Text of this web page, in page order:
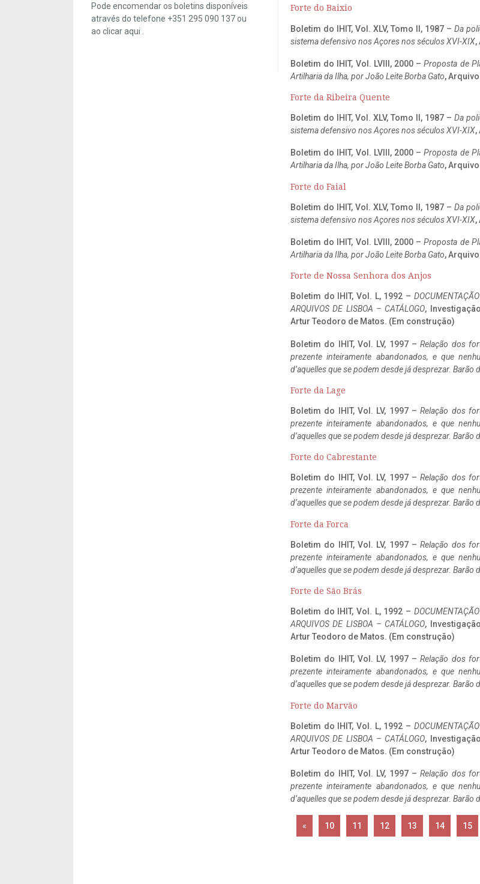
Pode encomendar os boletins disponíveis
através do telefone +351 295 090 137 ou
ao clicaraqui
Forte do Baixio
Boletim do IHIT, Vol. XLV, Tomo II, 1987 – Da
sistema defensivo nos Açores nos séculos XVI-XIX,
Boletim do IHIT, Vol. LVIII, 2000 –Proposta de
Artilharia da Ilha, por João Leite Borba Gato,
Forte da Ribeira Quente
Boletim do IHIT, Vol. XLV, Tomo II, 1987 – Da
sistema defensivo nos Açores nos séculos XVI-XIX,
Boletim do IHIT, Vol. LVIII, 2000 –Proposta de
Artilharia da Ilha, por João Leite Borba Gato,
Forte do Faial
Boletim do IHIT, Vol. XLV, Tomo II, 1987 – Da
sistema defensivo nos Açores nos séculos XVI-XIX,
Boletim do IHIT, Vol. LVIII, 2000 –Proposta de
Artilharia da Ilha, por João Leite Borba Gato,
Forte de Nossa Senhora dos Anjos
Boletim do IHIT, Vol. L, 1992 –
ARQUIVOS DE LISBOA – CATÁLOGO,
Artur Teodoro de Matos. (Em construção)
Boletim do IHIT, Vol. LV, 1997 –Relação dos
prezente inteiramente abandonados, e que
d’aquelles que se podem desde já desprezar. Barão
Forte da Lage
Boletim do IHIT, Vol. LV, 1997 –Relação dos
prezente inteiramente abandonados, e que
d’aquelles que se podem desde já desprezar. Barão
Forte do Cabrestante
Boletim do IHIT, Vol. LV, 1997 –Relação dos
prezente inteiramente abandonados, e que
d’aquelles que se podem desde já desprezar. Barão
Forte da Forca
Boletim do IHIT, Vol. LV, 1997 –Relação dos
prezente inteiramente abandonados, e que
d’aquelles que se podem desde já desprezar. Barão
Forte de São Brás
Boletim do IHIT, Vol. L, 1992 –
ARQUIVOS DE LISBOA – CATÁLOGO,
Artur Teodoro de Matos. (Em construção)
Boletim do IHIT, Vol. LV, 1997 –Relação dos
prezente inteiramente abandonados, e que
d’aquelles que se podem desde já desprezar. Barão
Forte do Marvão
Boletim do IHIT, Vol. L, 1992 –
ARQUIVOS DE LISBOA – CATÁLOGO,
Artur Teodoro de Matos. (Em construção)
Boletim do IHIT, Vol. LV, 1997 –Relação dos
prezente inteiramente abandonados, e que
d’aquelles que se podem desde já desprezar. Barão
« 10 11 12 13 14 15